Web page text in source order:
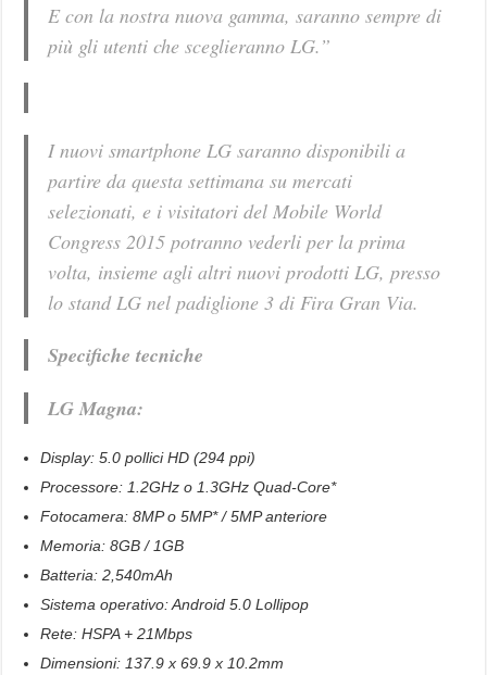
E con la nostra nuova gamma, saranno sempre di
più gli utenti che sceglieranno LG.”
I nuovi smartphone LG saranno disponibili a
partire da questa settimana su mercati
selezionati, e i visitatori del Mobile World
Congress 2015 potranno vederli per la prima
volta, insieme agli altri nuovi prodotti LG, presso
lo stand LG nel padiglione 3 di Fira Gran Via.
Specifiche tecniche
LG Magna:
Display: 5.0 pollici HD (294 ppi)
Processore: 1.2GHz o 1.3GHz Quad-Core*
Fotocamera: 8MP o 5MP* / 5MP anteriore
Memoria: 8GB / 1GB
Batteria: 2,540mAh
Sistema operativo: Android 5.0 Lollipop
Rete: HSPA + 21Mbps
Dimensioni: 137.9 x 69.9 x 10.2mm